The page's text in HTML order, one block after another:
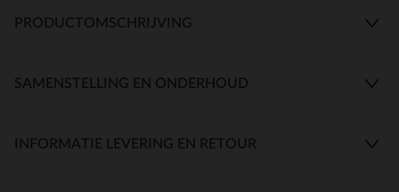
PRODUCTOMSCHRIJVING
SAMENSTELLING EN ONDERHOUD
INFORMATIE LEVERING EN RETOUR